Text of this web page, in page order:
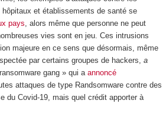
et établissements de santé se
pays, alors même que personne ne peut
vies sont en jeu. Ces intrusions
majeure en ce sens que désormais, même
par certains groupes de hackers, a
gang » qui a annoncé
attaques de type Randsomware contre des
du Covid-19, mais quel crédit apporter à